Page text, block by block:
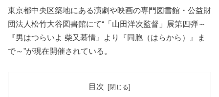
東京都中央区築地にある演劇や映画の専門図書館・公益財
団法人松竹大谷図書館にて“「山田洋次監督」展第四弾～
『男はつらいよ 柴又慕情』より『同胞（はらから）』ま
で～”が現在開催されている。
目次